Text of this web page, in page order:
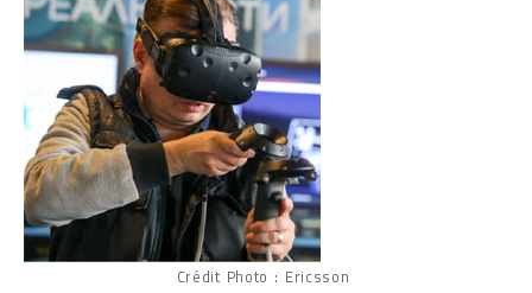
Crédit Photo : Ericsson